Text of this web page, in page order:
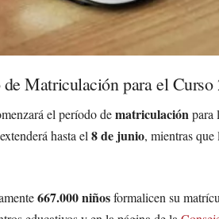
Matriculación para el Curso
el período dematriculaciónpara
hasta el8 de junio, mientras
667.000 niñosformalicen su